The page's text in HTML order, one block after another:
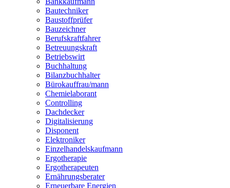
Zollbeamter
Zweiradmechaniker
Bautechniker
Baustoffprüfer
Bauzeichner
Berufskraftfahrer
Betreuungskraft
Betriebswirt
Buchhaltung
Bilanzbuchhalter
Bürokauffrau/mann
Chemielaborant
Controlling
Dachdecker
Digitalisierung
Disponent
Elektroniker
Einzelhandelskaufmann
Ergotherapie
Ergotherapeuten
Ernährungsberater
Erneuerbare Energien